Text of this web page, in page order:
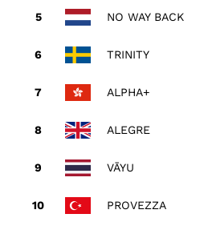
NO WAY BACK
TRINITY
ALPHA+
ALEGRE
VĀYU
PROVEZZA